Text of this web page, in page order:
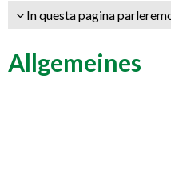
In questa pagina
Allgemeines